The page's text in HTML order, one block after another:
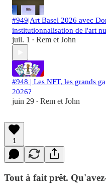
#949|Art Basel 2026 avec
institutionnalisation de l'art
juil. 1 • Rem et John
#948 | Les NFT, les grands
2026?
juin 29 • Rem et John
1
Tout à fait prêt.